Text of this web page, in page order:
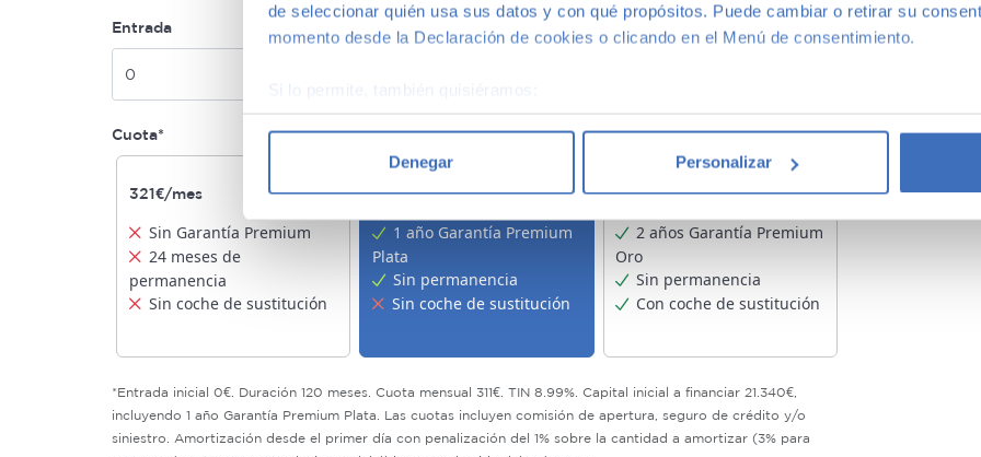
de seleccionar quién usa sus datos y con qué propósitos. Puede cambiar o retirar su
momento desde la Declaración de cookies o clicando en el Menú de consentimiento.
Si lo permite, también quisiéramos:
Recopilar información sobre su ubicación geográfica que puede tener una precisión
Obtenga más información sobre cómo se procesan sus datos personales y establezca sus
Las cookies de este sitio web se usan para personalizar el contenido y los anuncios, ofrecer
y analizar el tráfico. Además, compartimos información sobre el uso que haga del sitio web
redes sociales, publicidad y análisis web, quienes pueden combinarla con otra información
Denegar Personalizar
Entrada Elige plazo(meses)
Cuota*
321€/mes
Sin Garantía Premium
24 meses de
permanencia
Sin coche de sustitución
311€/mes MÁS BARATA
1 año Garantía Premium
Plata
Sin permanencia
Sin coche de sustitución
323€/mes MEJOR OPCION
2 años Garantía Premium
Oro
Sin permanencia
Con coche de sustitución
*Entrada inicial 0€. Duración 120 meses. Cuota mensual 311€. TIN 8.99%. Capital inicial a financiar 21.340€,
incluyendo 1 año Garantía Premium Plata. Las cuotas incluyen comisión de apertura, seguro de crédito y/o
siniestro. Amortización desde el primer día con penalización del 1% sobre la cantidad a amortizar (3% para